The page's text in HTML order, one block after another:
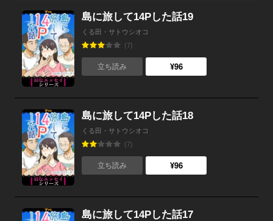
島に旅して14Pした話19
くる田・サトウシオコ
(7)
立ち読み ¥96
島に旅して14Pした話18
くる田・サトウシオコ
(7)
立ち読み ¥96
島に旅して14Pした話17